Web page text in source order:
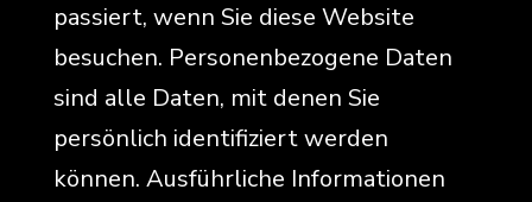
passiert, wenn Sie diese Website
besuchen. Personenbezogene Daten
sind alle Daten, mit denen Sie
persönlich identifiziert werden
können. Ausführliche Informationen